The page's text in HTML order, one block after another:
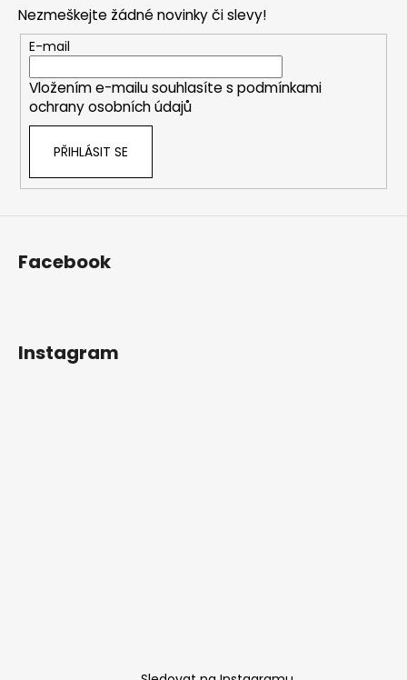
Nezmeškejte žádné novinky či slevy!
E-mail
Vložením e-mailu souhlasíte s podmínkami
ochrany osobních údajů
PŘIHLÁSIT SE
Facebook
Instagram